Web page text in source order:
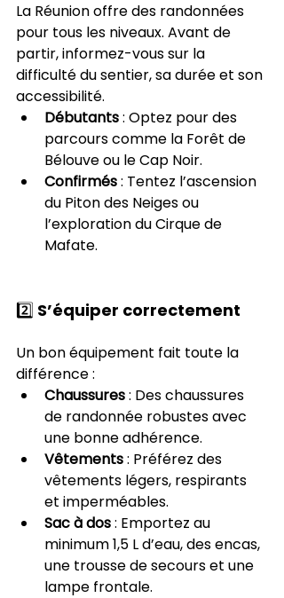
La Réunion offre des randonnées
pour tous les niveaux. Avant de
partir, informez-vous sur la
difficulté du sentier, sa durée et son
accessibilité.
Débutants : Optez pour des
parcours comme la Forêt de
Bélouve ou le Cap Noir.
Confirmés : Tentez l’ascension
du Piton des Neiges ou
l’exploration du Cirque de
Mafate.
2️⃣ S’équiper correctement
Un bon équipement fait toute la
différence :
Chaussures : Des chaussures
de randonnée robustes avec
une bonne adhérence.
Vêtements : Préférez des
vêtements légers, respirants
et imperméables.
Sac à dos : Emportez au
minimum 1,5 L d’eau, des encas,
une trousse de secours et une
lampe frontale.